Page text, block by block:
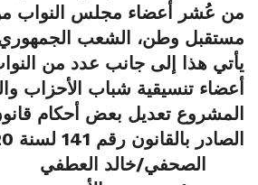
من عُشر أعضاء مجلس النواب
مستقبل وطن، الشعب
يأتي هذا إلى جانب عدد من
أعضاء تنسيقية شباب الأحزاب
المشروع تعديل بعض أحكام
الصادر بالقانون رقم 141 لسنة 2020. .
الصحفي/خالد العطفي